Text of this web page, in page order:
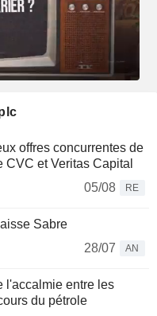
offres concurrentes de
et Veritas Capital
05/08
RE
Sabre
28/07
AN
l'accalmie entre les
du pétrole